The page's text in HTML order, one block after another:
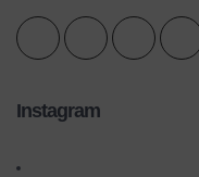
Instagram